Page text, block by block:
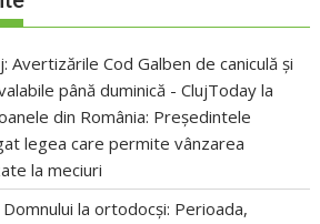
Avertizările Cod Galben de caniculă și
până duminică - ClujToday la
din România: Președintele
legea care permite vânzarea
la meciuri
la ortodocși: Perioada,